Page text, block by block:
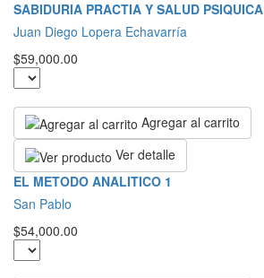
SABIDURIA PRACTIA Y SALUD PSIQUICA
Juan Diego Lopera Echavarría
$59,000.00
Agregar al carrito
Ver detalle
EL METODO ANALITICO 1
San Pablo
$54,000.00